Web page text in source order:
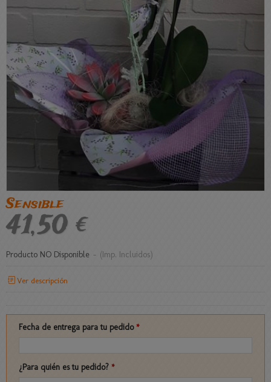
Sensible
41,50 €
Producto NO Disponible - (Imp. Incluidos)
Ver descripción
Fecha de entrega para tu pedido*
¿Para quién es tu pedido? *